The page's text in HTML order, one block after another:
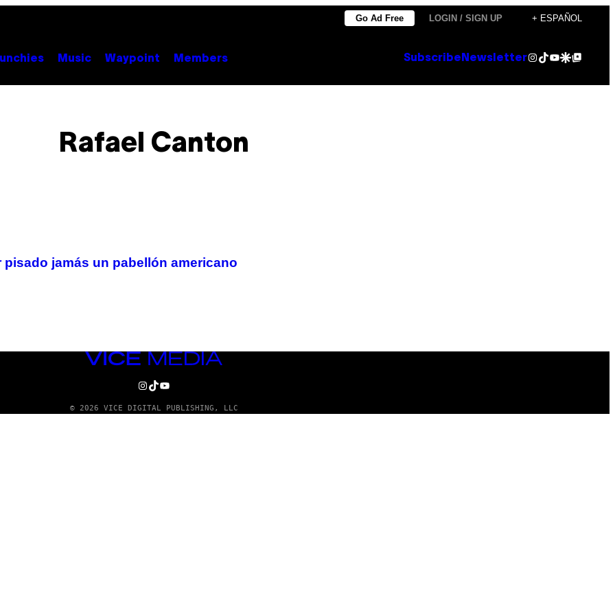
Go Ad Free LOGIN / SIGN UP + ESPAÑOL
Music Waypoint Members Subscribe NewsletterInstagram
TikTok
YouTube
Google Discover
Google Top Posts
Rafael Canton
jamás un pabellón americano
VICE
INSTAGRAM
TIKTOK
YOUTUBE
© 2026 VICE DIGITAL PUBLISHING, LLC